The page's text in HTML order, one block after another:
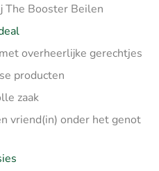
The Booster Beilen
overheerlijke gerechtjes
producten
zaak
vriend(in) onder het genot